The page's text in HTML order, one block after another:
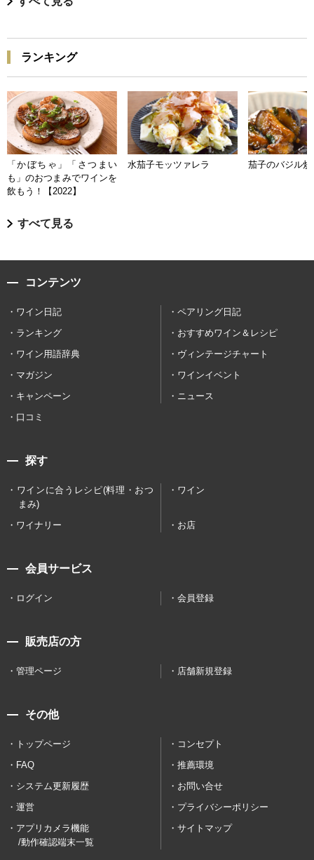
ランキング
「かぼちゃ」「さつまい
も」のおつまみでワインを
飲もう！【2022】
水茄子モッツァレラ 茄子のバジル炒
すべて見る
コンテンツ
ワイン日記
ペアリング日記
ランキング
おすすめワイン＆レシピ
ワイン用語辞典
ヴィンテージチャート
マガジン
ワインイベント
キャンペーン
ニュース
口コミ
探す
ワインに合うレシピ(料理・おつ
まみ)
ワイン
ワイナリー お店
会員サービス
ログイン 会員登録
販売店の方
管理ページ 店舗新規登録
その他
トップページ
コンセプト
FAQ
推薦環境
システム更新履歴
お問い合せ
運営
プライバシーポリシー
アプリカメラ機能
/動作確認端末一覧
サイトマップ